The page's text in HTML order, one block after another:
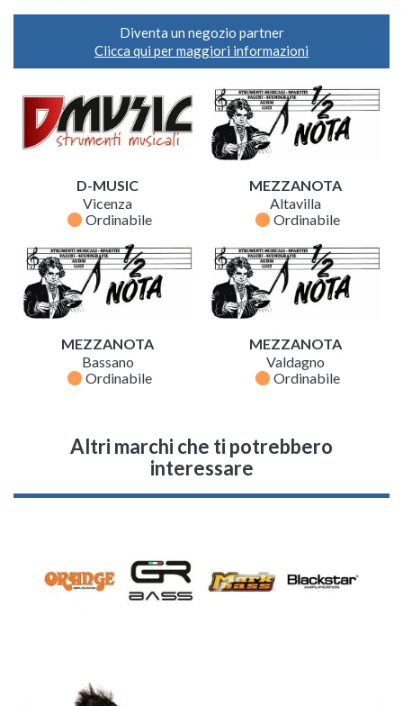
Diventa un negozio partner
Clicca qui per maggiori informazioni
D-MUSIC
Vicenza
fiber_manual_record Ordinabile
MEZZANOTA
Altavilla
fiber_manual_record Ordinabile
MEZZANOTA
Bassano
fiber_manual_record Ordinabile
MEZZANOTA
Valdagno
fiber_manual_record Ordinabile
Altri marchi che ti potrebbero
interessare